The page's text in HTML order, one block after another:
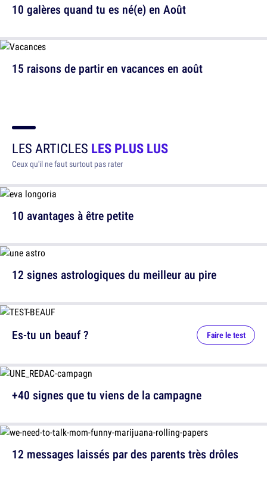
10 galères quand tu es né(e) en Août
15 raisons de partir en vacances en août
LES ARTICLES LES PLUS LUS
Ceux qu'il ne faut surtout pas rater
10 avantages à être petite
12 signes astrologiques du meilleur au pire
12 messages laissés par des parents très drôles
Es-tu un beauf ? Faire le test
+40 signes que tu viens de la campagne